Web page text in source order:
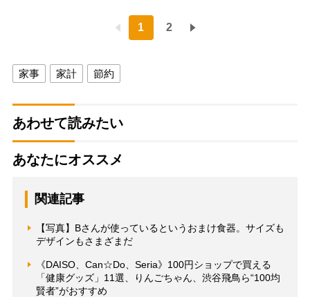
1 2
家事 家計 節約
あわせて読みたい
あなたにオススメ
関連記事
【写真】Bさんが使っているというおまけ食器。サイズも
デザインもさまざまだ
《DAISO、Can☆Do、Seria》100円ショップで買える
「健康グッズ」11選、りんごちゃん、渋谷飛鳥ら“100均
賢者”がおすすめ